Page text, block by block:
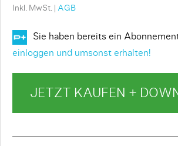
Inkl. MwSt. | AGB
Sie haben bereits ein
einloggen und umsonst erhalten!
JETZT KAUFEN +